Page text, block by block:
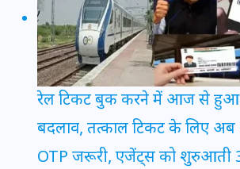
रेल टिकट बुक करने में आज से हुआ
बदलाव, तत्काल टिकट के लिए
OTP जरूरी, एजेंट्स को शुरुआती